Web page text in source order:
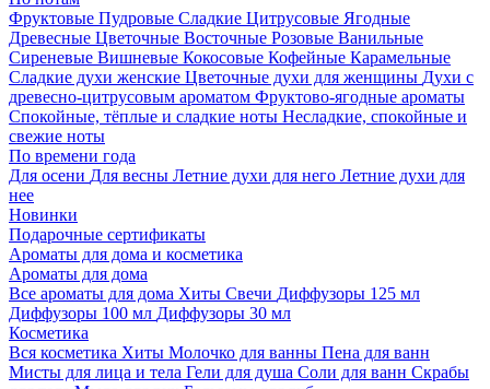
Фруктовые Пудровые Сладкие Цитрусовые Ягодные
Древесные Цветочные Восточные Розовые Ванильные
Сиреневые Вишневые Кокосовые Кофейные Карамельные
Сладкие духи женские Цветочные духи для женщины Духи с
древесно-цитрусовым ароматом Фруктово-ягодные ароматы
Спокойные, тёплые и сладкие ноты Несладкие, спокойные и
свежие ноты
По времени года
Для осени Для весны Летние духи для него Летние духи для
нее
Новинки
Подарочные сертификаты
Ароматы для дома и косметика
Ароматы для дома
Все ароматы для дома Хиты Свечи Диффузоры 125 мл
Диффузоры 100 мл Диффузоры 30 мл
Косметика
Вся косметика Хиты Молочко для ванны Пена для ванн
Мисты для лица и тела Гели для душа Соли для ванн Скрабы